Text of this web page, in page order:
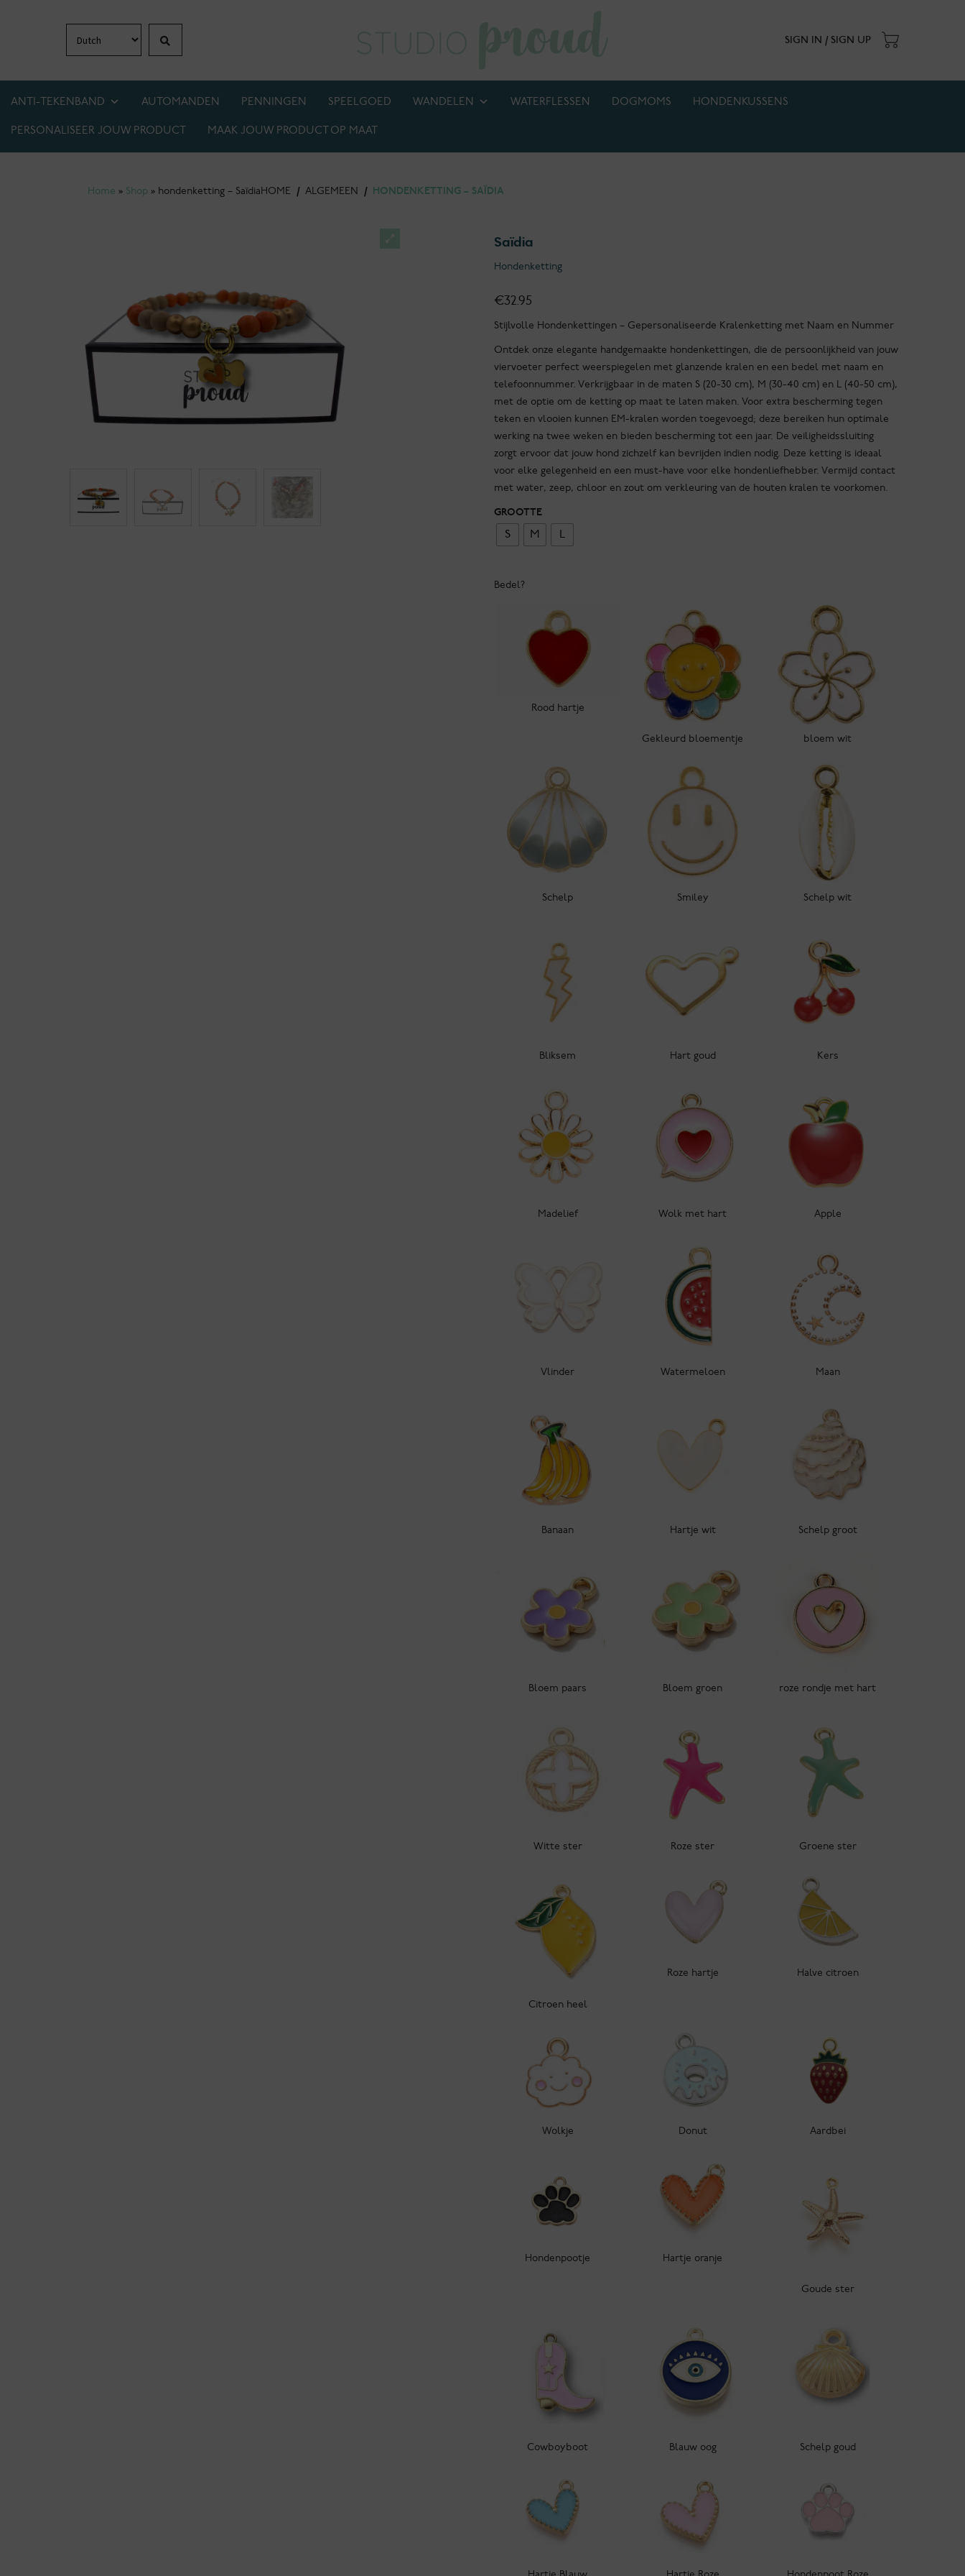
navigatie
inhoud
SIGN IN / SIGN UP
ANTI-TEKENBAND AUTOMANDEN PENNINGEN SPEELGOED WANDELEN WATERFLESSEN DOGMOMS HONDENKUSSENS
PERSONALISEER JOUW PRODUCT MAAK JOUW PRODUCT OP MAAT
Home » Shop » hondenketting – SaïdiaHOME / ALGEMEEN / HONDENKETTING – SAÏDIA
Saïdia
Hondenketting
€32.95
Stijlvolle Hondenkettingen – Gepersonaliseerde Kralenketting met Naam en Nummer
Ontdek onze elegante handgemaakte hondenkettingen, die de persoonlijkheid van jouw
viervoeter perfect weerspiegelen met glanzende kralen en een bedel met naam en
telefoonnummer. Verkrijgbaar in de maten S (20-30 cm), M (30-40 cm) en L (40-50 cm),
met de optie om de ketting op maat te laten maken. Voor extra bescherming tegen
teken en vlooien kunnen EM-kralen worden toegevoegd; deze bereiken hun optimale
werking na twee weken en bieden bescherming tot een jaar. De veiligheidssluiting
zorgt ervoor dat jouw hond zichzelf kan bevrijden indien nodig. Deze ketting is ideaal
voor elke gelegenheid en een must-have voor elke hondenliefhebber. Vermijd contact
met water, zeep, chloor en zout om verkleuring van de houten kralen te voorkomen.
GROOTTE
S M L
Bedel?
Rood hartje
Gekleurd bloementje bloem wit
Schelp Smiley Schelp wit
Bliksem Hart goud Kers
Madelief Wolk met hart Apple
Vlinder Watermeloen Maan
Banaan Hartje wit Schelp groot
Bloem paars Bloem groen roze rondje met hart
Witte ster Roze ster Groene ster
Citroen heel
Roze hartje Halve citroen
Wolkje Donut Aardbei
Hondenpootje Hartje oranje
Goude ster
Cowboyboot Blauw oog Schelp goud